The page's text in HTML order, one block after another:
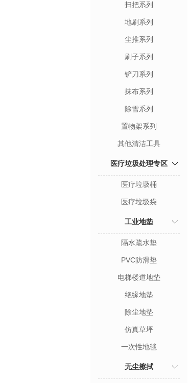
扫把系列
地刷系列
尘推系列
刷子系列
铲刀系列
抹布系列
除雪系列
置物架系列
其他清洁工具
医疗垃圾处理专区
医疗垃圾桶
医疗垃圾袋
工业地垫
隔水疏水垫
PVC防滑垫
电梯楼道地垫
绝缘地垫
除尘地垫
仿真草坪
一次性地毯
无尘擦拭